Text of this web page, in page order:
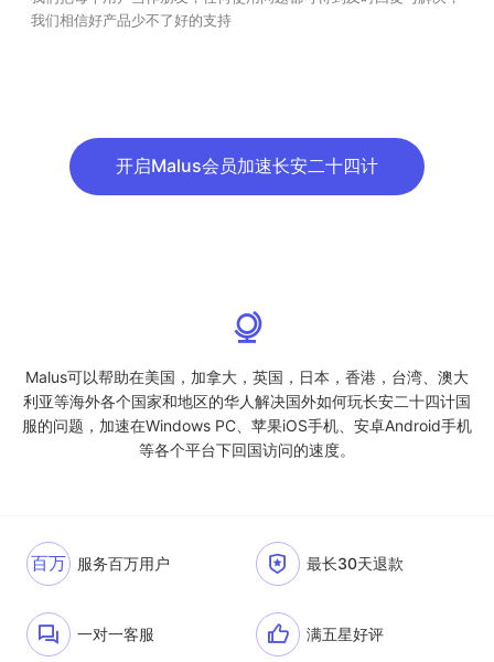
我们相信好产品少不了好的支持
开启Malus会员加速长安二十四计
Malus可以帮助在美国，加拿大，英国，日本，香港，台湾、澳大
利亚等海外各个国家和地区的华人解决国外如何玩长安二十四计国
服的问题，加速在Windows PC、苹果iOS手机、安卓Android手机
等各个平台下回国访问的速度。
百万 服务百万用户 最长30天退款
一对一客服 满五星好评